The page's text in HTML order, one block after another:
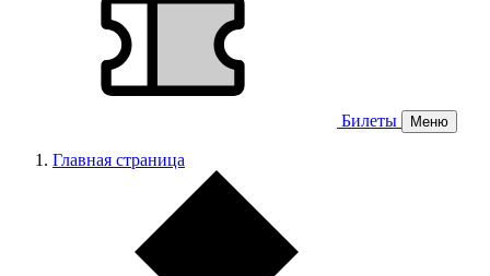
Билеты Меню
Главная страница